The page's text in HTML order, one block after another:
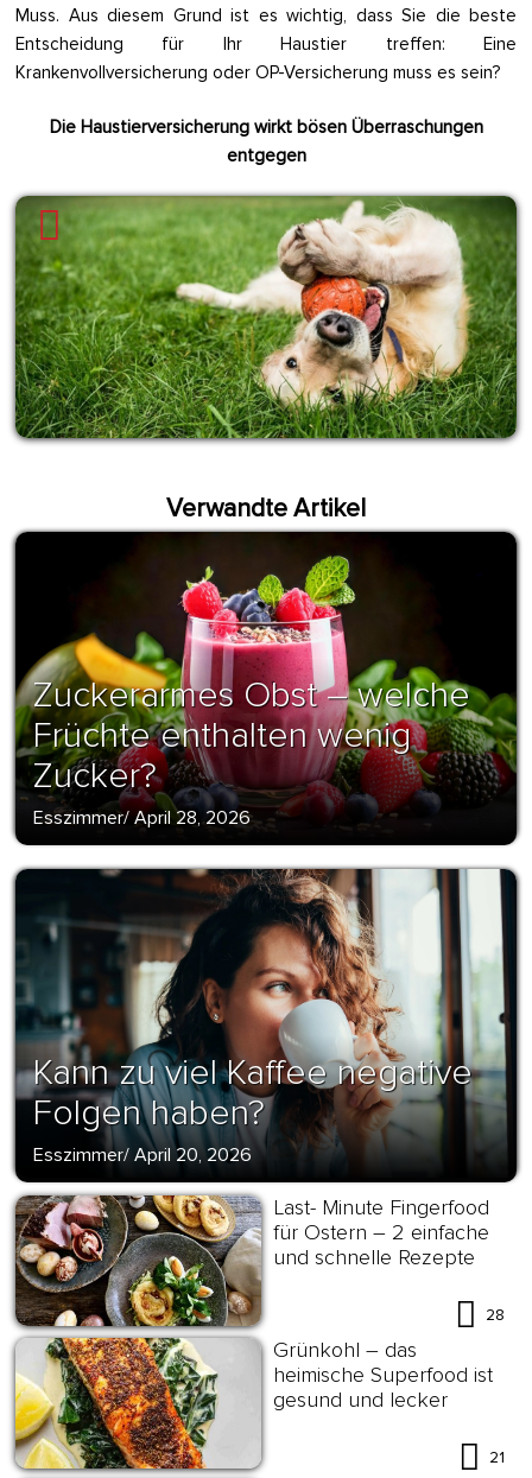
Muss. Aus diesem Grund ist es wichtig, dass Sie die beste
Entscheidung für Ihr Haustier treffen: Eine
Krankenvollversicherung oder OP-Versicherung muss es sein?
Die Haustierversicherung wirkt bösen Überraschungen
entgegen
Verwandte Artikel
Zuckerarmes Obst – welche
Früchte enthalten wenig
Zucker?
Esszimmer/April 28, 2026
Kann zu viel Kaffee negative
Folgen haben?
Esszimmer/ April 20, 2026
Last- Minute Fingerfood
für Ostern – 2 einfache
und schnelle Rezepte
28
Grünkohl – das
heimische Superfood ist
gesund und lecker
21